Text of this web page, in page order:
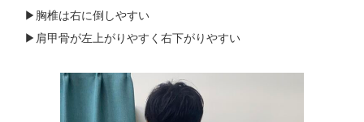
▶︎胸椎は右に倒しやすい
▶︎肩甲骨が左上がりやすく右下がりやすい